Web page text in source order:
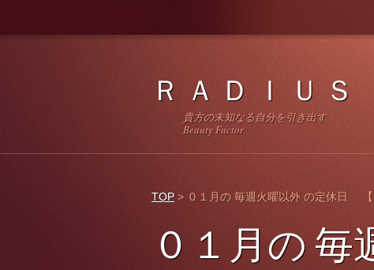
Ｒ Ａ Ｄ Ｉ Ｕ Ｓ
貴方の未知なる自分を引き出す
Beauty Factor
TOP > ０１月の 毎週火曜以外 の定休日 【
０１月の